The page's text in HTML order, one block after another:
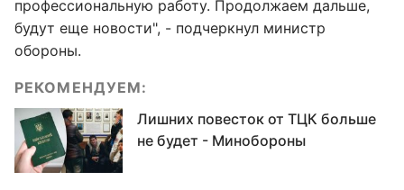
профессиональную работу. Продолжаем дальше,
будут еще новости", - подчеркнул министр
обороны.
РЕКОМЕНДУЕМ:
Лишних повесток от ТЦК больше
не будет - Минобороны